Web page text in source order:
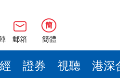
郵箱
簡
簡體
證券 視聽 港深
技上市，碧桂園少賺420多億
券遭證監譴責兼罰款280萬
集團原黨委常委、紀委書記楊